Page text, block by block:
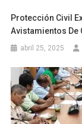
Protección Civil
Avistamientos De
abril 25, 2025